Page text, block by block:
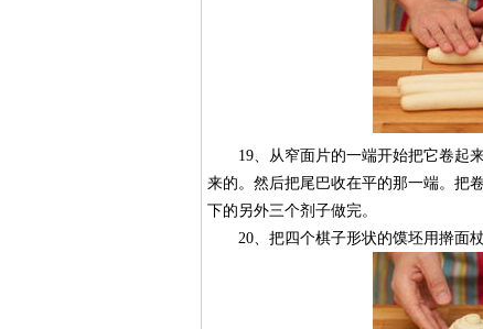
19、从窄面片的一端开始把它卷起来
来的。然后把尾巴收在平的那一端。把
下的另外三个剂子做完。
20、把四个棋子形状的馍坯用擀面杖